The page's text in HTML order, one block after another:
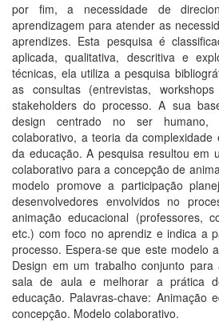
por fim, a necessidade de
aprendizagem para atender as
aprendizes. Esta pesquisa é
aplicada, qualitativa, descritiva e
técnicas, ela utiliza a pesquisa
as consultas (entrevistas,
stakeholders do processo. A sua
design centrado no ser humano,
colaborativo, a teoria da
da educação. A pesquisa resultou em
colaborativo para a concepção de
modelo promove a participação
desenvolvedores envolvidos no
animação educacional (professores,
etc.) com foco no aprendiz e indica a
processo. Espera-se que este modelo
Design em um trabalho conjunto
sala de aula e melhorar a prática
educação. Palavras-chave: Animação
concepção. Modelo colaborativo.